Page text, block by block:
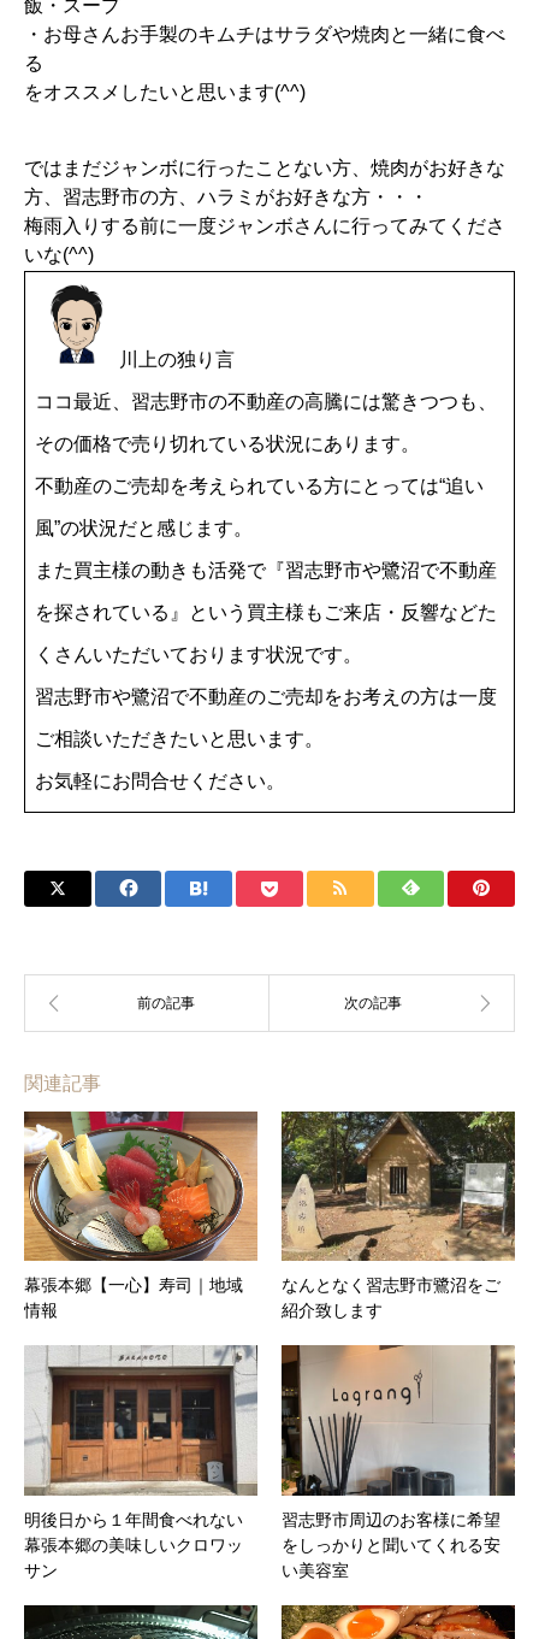
飯・スープ
・お母さんお手製のキムチはサラダや焼肉と一緒に食べ
る
をオススメしたいと思います(^^)
ではまだジャンボに行ったことない方、焼肉がお好きな
方、習志野市の方、ハラミがお好きな方・・・
梅雨入りする前に一度ジャンボさんに行ってみてくださ
いな(^^)
川上の独り言
ココ最近、習志野市の不動産の高騰には驚きつつも、
その価格で売り切れている状況にあります。
不動産のご売却を考えられている方にとっては“追い
風”の状況だと感じます。
また買主様の動きも活発で『習志野市や鷺沼で不動産
を探されている』という買主様もご来店・反響などた
くさんいただいております状況です。
習志野市や鷺沼で不動産のご売却をお考えの方は一度
ご相談いただきたいと思います。
お気軽にお問合せください。
関連記事
幕張本郷【一心】寿司｜地域
情報
なんとなく習志野市鷺沼をご
紹介致します
明後日から１年間食べれない
幕張本郷の美味しいクロワッ
サン
習志野市周辺のお客様に希望
をしっかりと聞いてくれる安
い美容室